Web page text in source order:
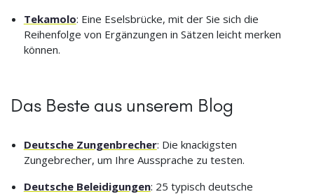
Tekamolo: Eine Eselsbrücke, mit der Sie sich die
Reihenfolge von Ergänzungen in Sätzen leicht merken
können.
Das Beste aus unserem Blog
Deutsche Zungenbrecher: Die knackigsten
Zungebrecher, um Ihre Aussprache zu testen.
Deutsche Beleidigungen: 25 typisch deutsche